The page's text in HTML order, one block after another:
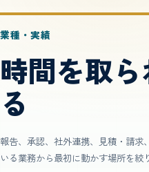
業種・実績
時間を取
る
報告、承認、社外連携、見積・請求
いる業務から最初に動かす場所を絞